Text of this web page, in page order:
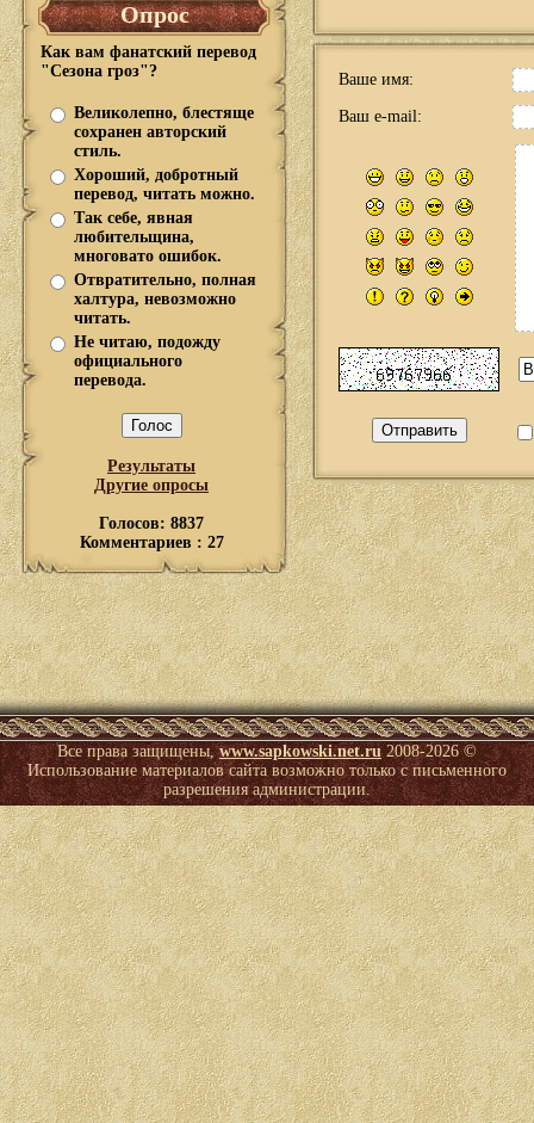
Опрос
Как вам фанатский перевод
"Сезона гроз"?
Великолепно, блестяще
сохранен авторский
стиль.
Хороший, добротный
перевод, читать можно.
Так себе, явная
любительщина,
многовато ошибок.
Отвратительно, полная
халтура, невозможно
читать.
Не читаю, подожду
официального
перевода.
Результаты
Другие опросы
Голосов: 8837
Комментариев : 27
Ваше имя:
Ваш e-mail:
Все права защищены,www.sapkowski.net.ru2008-2026 ©
Использование материалов сайта возможно только с письменного
разрешения администрации.